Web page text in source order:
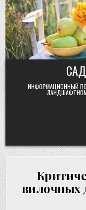
Skip
to
content
ИНФОРМАЦИОННЫЙ
вилочных